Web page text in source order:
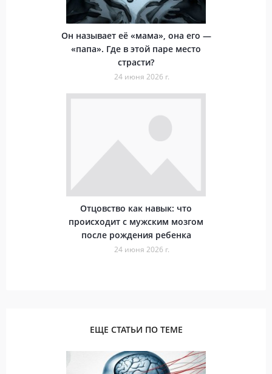
Он называет её «мама», она его —
«папа». Где в этой паре место
страсти?
24 июня 2026 г.
Отцовство как навык: что
происходит с мужским мозгом
после рождения ребенка
24 июня 2026 г.
ЕЩЕ СТАТЬИ ПО ТЕМЕ